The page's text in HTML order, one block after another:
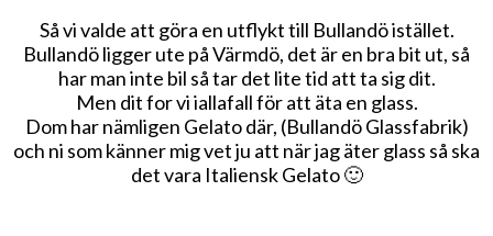
Så vi valde att göra en utflykt till Bullandö istället.
Bullandö ligger ute på Värmdö, det är en bra bit ut, så
har man inte bil så tar det lite tid att ta sig dit.
Men dit for vi iallafall för att äta en glass.
Dom har nämligen Gelato där, (Bullandö Glassfabrik)
och ni som känner mig vet ju att när jag äter glass så ska
det vara Italiensk Gelato 🙂